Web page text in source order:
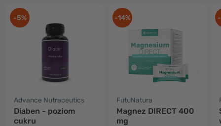
-5%
Advance Nutraceutics
Diaben - poziom
cukru
-14%
FutuNatura
Magnez DIRECT 400
mg